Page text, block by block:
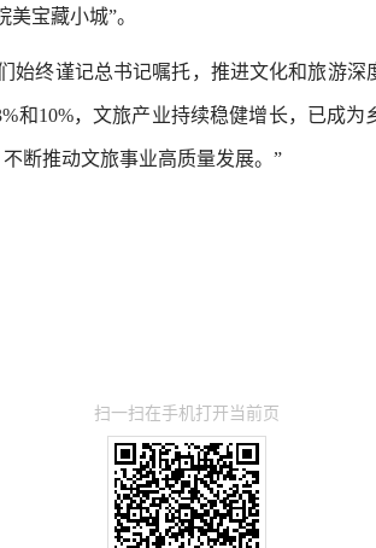
宝藏小城”。
始终谨记总书记嘱托，推进文化和旅游
和10%，文旅产业持续稳健增长，已成
断推动文旅事业高质量发展。”
扫一扫在手机打开当前页